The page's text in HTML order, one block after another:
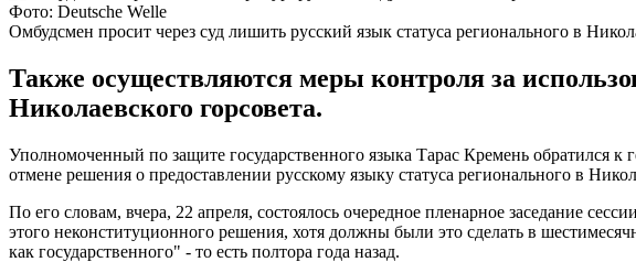
Фото: Deutsche Welle
Омбудсмен просит через суд лишить русский язык статуса регионального в
Также осуществляются меры контроля за
Николаевского горсовета.
Уполномоченный по защите государственного языка Тарас Кремень обратился
отмене решения о предоставлении русскому языку статуса регионального в
По его словам, вчера, 22 апреля, состоялось очередное пленарное заседание
этого неконституционного решения, хотя должны были это сделать в
как государственного" - то есть полтора года назад.